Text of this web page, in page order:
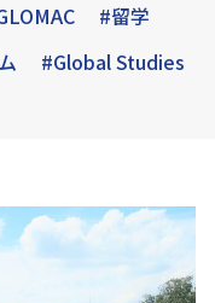
#留学
#Global Studies